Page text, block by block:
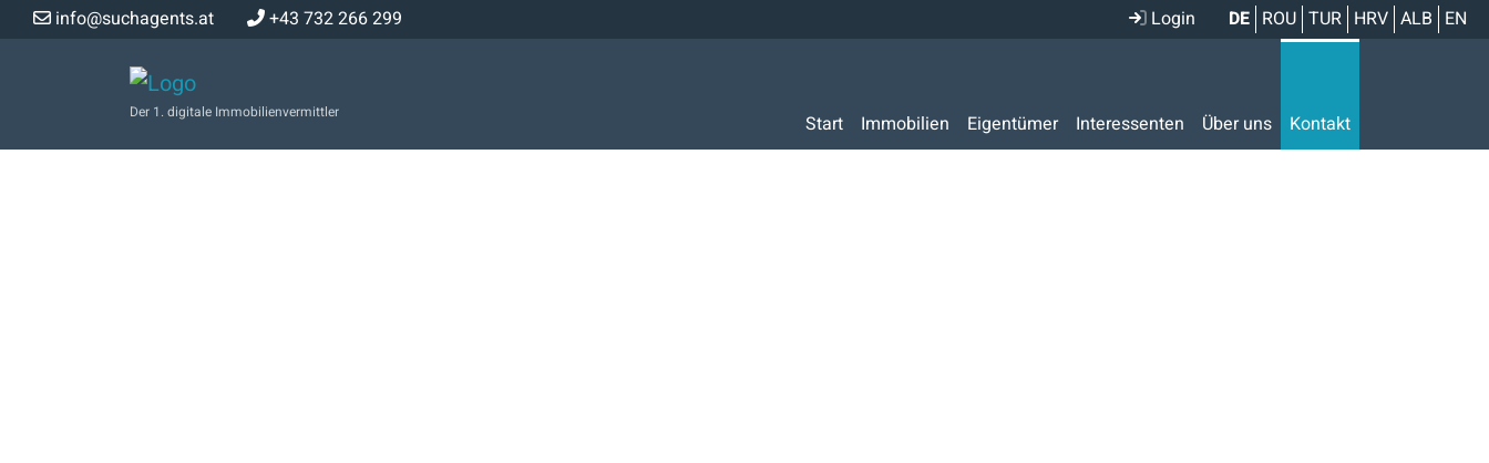
info@suchagents.at +43 732 266 299 Login DE ROU TUR HRV ALB EN
Der 1. digitale Immobilienvermittler Start Immobilien Eigentümer Interessenten Über uns Kontakt